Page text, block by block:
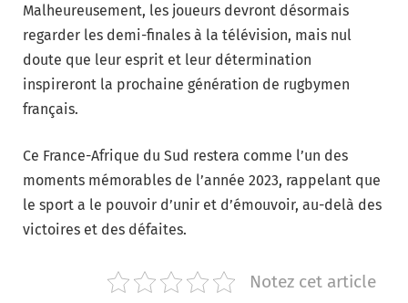
Malheureusement, les joueurs devront désormais
regarder les demi-finales à la télévision, mais nul
doute que leur esprit et leur détermination
inspireront la prochaine génération de rugbymen
français.
Ce France-Afrique du Sud restera comme l’un des
moments mémorables de l’année 2023, rappelant que
le sport a le pouvoir d’unir et d’émouvoir, au-delà des
victoires et des défaites.
Notez cet article